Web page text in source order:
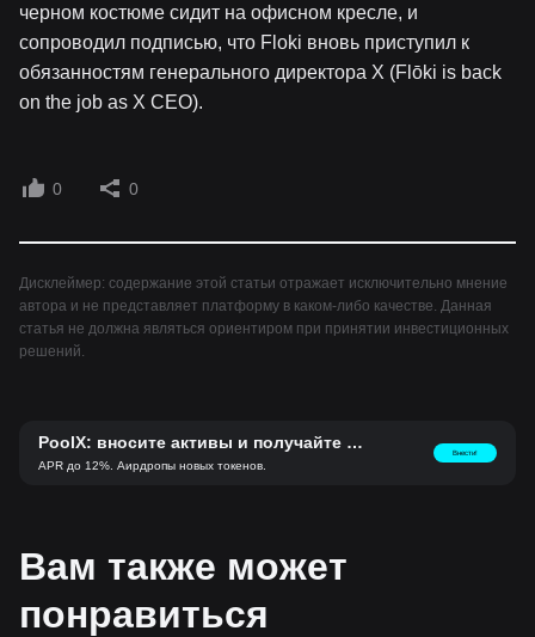
черном костюме сидит на офисном кресле, и
сопроводил подписью, что Floki вновь приступил к
обязанностям генерального директора X (Flōki is back
on the job as X CEO).
0 0
Дисклеймер: содержание этой статьи отражает исключительно мнение
автора и не представляет платформу в каком-либо качестве. Данная
статья не должна являться ориентиром при принятии инвестиционных
решений.
PoolX: вносите активы и получайте но
вые токены.
APR до 12%. Аирдропы новых токенов.
Внести!
Вам также может
понравиться